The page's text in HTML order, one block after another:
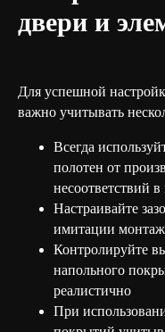
двери и
Для успешной
важно учитывать
Всегда
полотен от
несоответствий в
Настраивайте
имитации
Контролируйте
напольного
реалистично
При